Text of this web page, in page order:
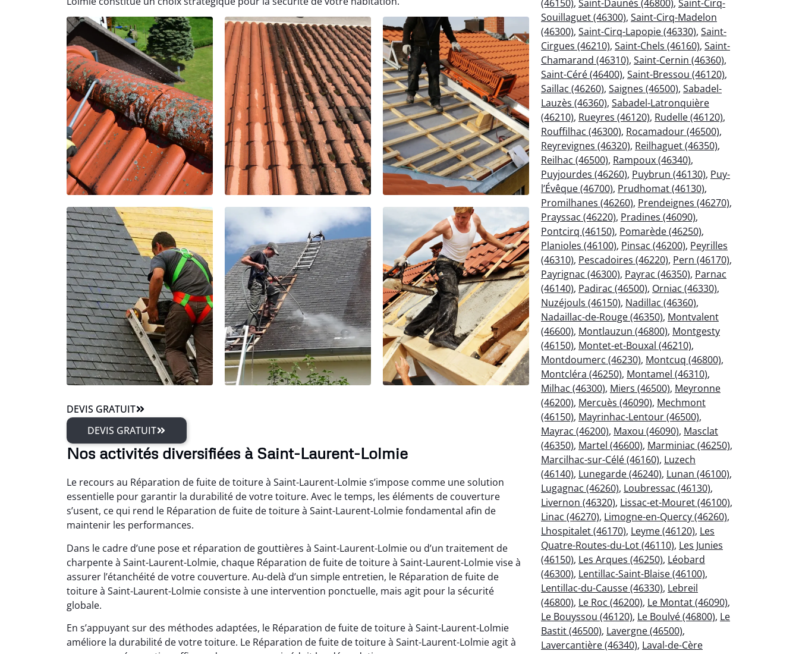
DEVIS GRATUIT
DEVIS GRATUIT
Nos activités diversifiées à Saint-Laurent-Lolmie
Le recours au Réparation de fuite de toiture à Saint-Laurent-Lolmie s’impose comme une solution
essentielle pour garantir la durabilité de votre toiture. Avec le temps, les éléments de couverture
s’usent, ce qui rend le Réparation de fuite de toiture à Saint-Laurent-Lolmie fondamental afin de
maintenir les performances.
Dans le cadre d’une pose et réparation de gouttières à Saint-Laurent-Lolmie ou d’un traitement de
charpente à Saint-Laurent-Lolmie, chaque Réparation de fuite de toiture à Saint-Laurent-Lolmie vise à
assurer l’étanchéité de votre couverture. Au-delà d’un simple entretien, le Réparation de fuite de
toiture à Saint-Laurent-Lolmie consiste à une intervention ponctuelle, mais agit pour la sécurité
globale.
En s’appuyant sur des méthodes adaptées, le Réparation de fuite de toiture à Saint-Laurent-Lolmie
améliore la durabilité de votre toiture. Le Réparation de fuite de toiture à Saint-Laurent-Lolmie agit à
(46150), Saint-Daunès (46800), Saint-Cirq-
Souillaguet (46300), Saint-Cirq-Madelon
(46300), Saint-Cirq-Lapopie (46330), Saint-
Cirgues (46210), Saint-Chels (46160), Saint-
Chamarand (46310), Saint-Cernin (46360),
Saint-Céré (46400), Saint-Bressou (46120),
Saillac (46260), Saignes (46500), Sabadel-
Lauzès (46360), Sabadel-Latronquière
(46210), Rueyres (46120), Rudelle (46120),
Rouffilhac (46300), Rocamadour (46500),
Reyrevignes (46320), Reilhaguet (46350),
Reilhac (46500), Rampoux (46340),
Puyjourdes (46260), Puybrun (46130), Puy-
l’Évêque (46700), Prudhomat (46130),
Promilhanes (46260), Prendeignes (46270),
Prayssac (46220), Pradines (46090),
Pontcirq (46150), Pomarède (46250),
Planioles (46100), Pinsac (46200), Peyrilles
(46310), Pescadoires (46220), Pern (46170),
Payrignac (46300), Payrac (46350), Parnac
(46140), Padirac (46500), Orniac (46330),
Nuzéjouls (46150), Nadillac (46360),
Nadaillac-de-Rouge (46350), Montvalent
(46600), Montlauzun (46800), Montgesty
(46150), Montet-et-Bouxal (46210),
Montdoumerc (46230), Montcuq (46800),
Montcléra (46250), Montamel (46310),
Milhac (46300), Miers (46500), Meyronne
(46200), Mercuès (46090), Mechmont
(46150), Mayrinhac-Lentour (46500),
Mayrac (46200), Maxou (46090), Masclat
(46350), Martel (46600), Marminiac (46250),
Marcilhac-sur-Célé (46160), Luzech
(46140), Lunegarde (46240), Lunan (46100),
Lugagnac (46260), Loubressac (46130),
Livernon (46320), Lissac-et-Mouret (46100),
Linac (46270), Limogne-en-Quercy (46260),
Lhospitalet (46170), Leyme (46120), Les
Quatre-Routes-du-Lot (46110), Les Junies
(46150), Les Arques (46250), Léobard
(46300), Lentillac-Saint-Blaise (46100),
Lentillac-du-Causse (46330), Lebreil
(46800), Le Roc (46200), Le Montat (46090),
Le Bouyssou (46120), Le Boulvé (46800), Le
Bastit (46500), Lavergne (46500),
Lavercantière (46340), Laval-de-Cère